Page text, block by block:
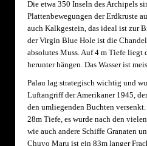
Die etwa 350 Inseln des Archipels
Plattenbewegungen der Erdkruste
auch Kalkgestein, das ideal ist zur
der Virgin Blue Hole ist die
absolutes Muss. Auf 4 m Tiefe liegt
herunter hängen. Das Wasser ist
Palau lag strategisch wichtig und
Luftangriff der Amerikaner 1945,
den umliegenden Buchten
28m Tiefe, es wurde nach den
wie auch andere Schiffe Granaten
Chuyo Maru ist ein 83m langer